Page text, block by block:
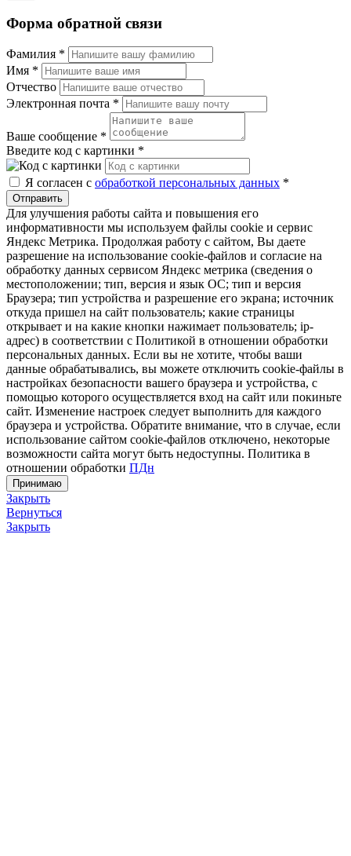
Форма обратной связи
Фамилия *
Имя *
Отчество
Электронная почта *
Ваше сообщение *
Введите код с картинки *
Я согласен с обработкой персональных данных *
Отправить
Для улучшения работы сайта и повышения его
информативности мы используем файлы cookie и сервис
Яндекс Метрика. Продолжая работу с сайтом, Вы даете
разрешение на использование cookie-файлов и согласие на
обработку данных сервисом Яндекс метрика (сведения о
местоположении; тип, версия и язык ОС; тип и версия
Браузера; тип устройства и разрешение его экрана; источник
откуда пришел на сайт пользователь; какие страницы
открывает и на какие кнопки нажимает пользователь; ip-
адрес) в соответствии с Политикой в отношении обработки
персональных данных. Если вы не хотите, чтобы ваши
данные обрабатывались, вы можете отключить cookie-файлы в
настройках безопасности вашего браузера и устройства, с
помощью которого осуществляется вход на сайт или покиньте
сайт. Изменение настроек следует выполнить для каждого
браузера и устройства. Обратите внимание, что в случае, если
использование сайтом cookie-файлов отключено, некоторые
возможности сайта могут быть недоступны. Политика в
отношении обработки ПДн
Принимаю
Закрыть
Вернуться
Закрыть